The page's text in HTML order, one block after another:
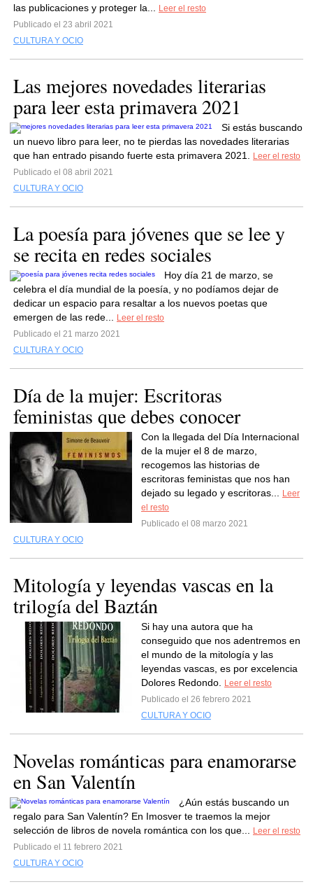
las publicaciones y proteger la...
Leer el resto
Publicado el 23 abril 2021
CULTURA Y OCIO
Las mejores novedades literarias
para leer esta primavera 2021
Si estás buscando
un nuevo libro para leer, no te pierdas las novedades literarias
que han entrado pisando fuerte esta primavera 2021.
Leer el resto
Publicado el 08 abril 2021
CULTURA Y OCIO
La poesía para jóvenes que se lee y
se recita en redes sociales
Hoy día 21 de marzo, se
celebra el día mundial de la poesía, y no podíamos dejar de
dedicar un espacio para resaltar a los nuevos poetas que
emergen de las rede...
Leer el resto
Publicado el 21 marzo 2021
CULTURA Y OCIO
Día de la mujer: Escritoras
feministas que debes conocer
Con la llegada del Día Internacional
de la mujer el 8 de marzo,
recogemos las historias de
escritoras feministas que nos han
dejado su legado y escritoras...
Leer
el resto
Publicado el 08 marzo 2021
CULTURA Y OCIO
Mitología y leyendas vascas en la
trilogía del Baztán
Si hay una autora que ha
conseguido que nos adentremos en
el mundo de la mitología y las
leyendas vascas, es por excelencia
Dolores Redondo.
Leer el resto
Publicado el 26 febrero 2021
CULTURA Y OCIO
Novelas románticas para enamorarse
en San Valentín
¿Aún estás buscando un
regalo para San Valentín? En Imosver te traemos la mejor
selección de libros de novela romántica con los que...
Leer el resto
Publicado el 11 febrero 2021
CULTURA Y OCIO